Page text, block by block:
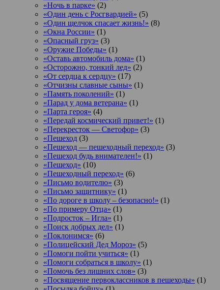
«Ночь в парке» (2)
«Один день с Росгвардией» (5)
«Один щелчок спасает жизнь!» (8)
«Окна России» (1)
«Опасный груз» (3)
«Оружие Победы» (1)
«Оставь автомобиль дома» (1)
«Осторожно, тонкий лед» (2)
«От сердца к сердцу» (17)
«Отчизны славные сыны» (1)
«Память поколений» (1)
«Парад у дома ветерана» (1)
«Парта героя» (4)
«Передай космический привет!» (1)
«Перекресток — Светофор» (3)
«Пешеход (3)
«Пешеход — пешеходный переход» (3)
«Пешеход будь внимателен!» (1)
«Пешеход» (10)
«Пешеходный переход» (6)
«Письмо водителю» (3)
«Письмо защитнику» (1)
«По дороге в школу – безопасно!» (1)
«По примеру Отца» (1)
«Подросток ‒ Игла» (1)
«Поиск добрых дел» (1)
«Поклонимся» (6)
«Полицейский Дед Мороз» (5)
«Помоги пойти учиться» (1)
«Помоги собраться в школу» (1)
«Помочь без лишних слов» (3)
«Посвящение первоклассников в пешеходы» (1)